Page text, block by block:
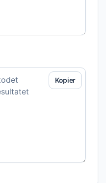
Kopier